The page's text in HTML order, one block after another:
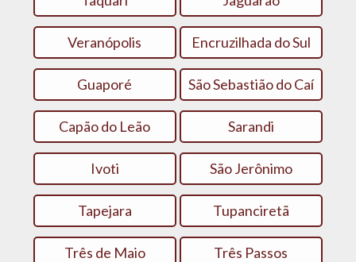
Veranópolis Encruzilhada do Sul
Guaporé São Sebastião do Caí
Capão do Leão Sarandi
Ivoti São Jerônimo
Tapejara Tupanciretã
Três de Maio Três Passos